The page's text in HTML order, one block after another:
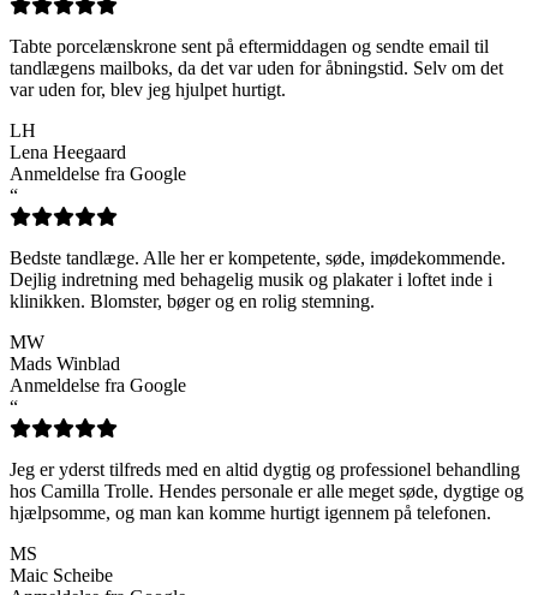
Tabte porcelænskrone sent på eftermiddagen og sendte email til
tandlægens mailboks, da det var uden for åbningstid. Selv om det
var uden for, blev jeg hjulpet hurtigt.
LH
Lena Heegaard
Anmeldelse fra Google
“
Bedste tandlæge. Alle her er kompetente, søde, imødekommende.
Dejlig indretning med behagelig musik og plakater i loftet inde i
klinikken. Blomster, bøger og en rolig stemning.
MW
Mads Winblad
Anmeldelse fra Google
“
Jeg er yderst tilfreds med en altid dygtig og professionel behandling
hos Camilla Trolle. Hendes personale er alle meget søde, dygtige og
hjælpsomme, og man kan komme hurtigt igennem på telefonen.
MS
Maic Scheibe